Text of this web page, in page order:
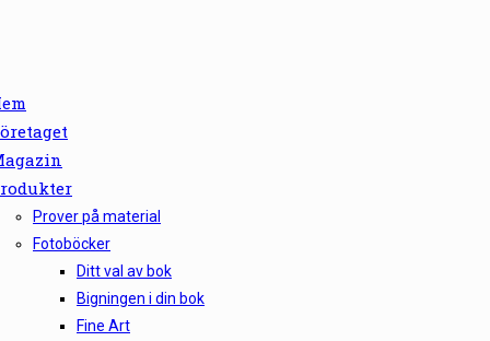
Prover på material
Fotoböcker
Ditt val av bok
Bigningen i din bok
Fine Art